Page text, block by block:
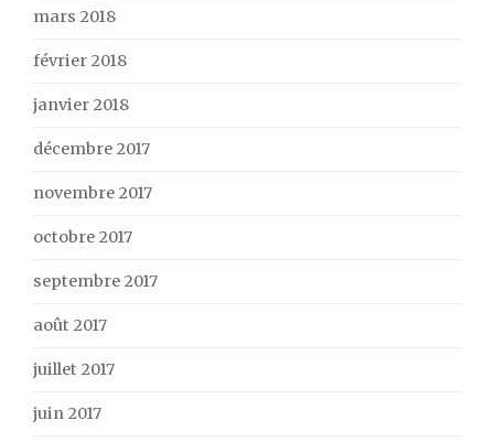
mars 2018
février 2018
janvier 2018
décembre 2017
novembre 2017
octobre 2017
septembre 2017
août 2017
juillet 2017
juin 2017